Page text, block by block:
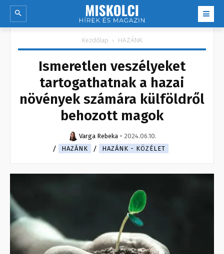
Kezdőlap HAZÁNK
Ismeretlen veszélyeket
tartogathatnak a hazai
növények számára külföldről
behozott magok
Varga Rebeka - 2024.06.10.
HAZÁNK
HAZÁNK - KÖZÉLET